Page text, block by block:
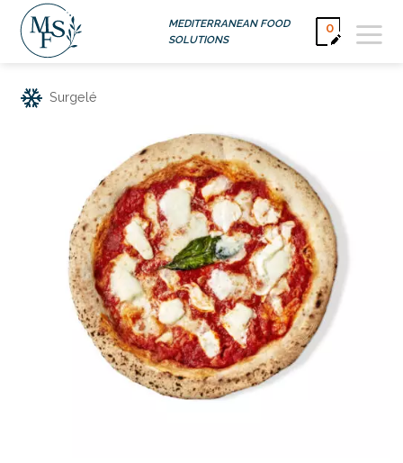
Passer
contenu
MEDITERRANEAN FOOD
SOLUTIONS
0
Surgelé